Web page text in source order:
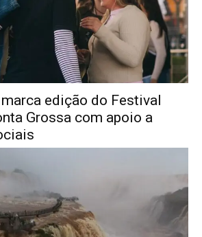
edição do Festival
Grossa com apoio a